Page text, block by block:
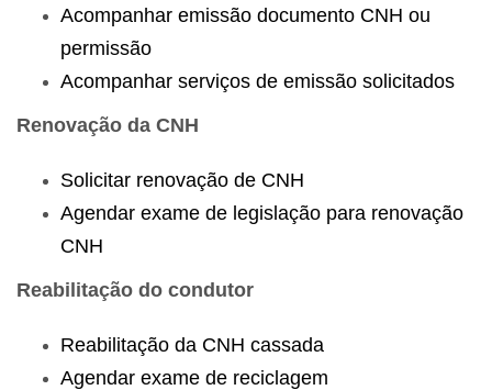
Acompanhar emissão documento CNH ou
permissão
Acompanhar serviços de emissão solicitados
Renovação da CNH
Solicitar renovação de CNH
Agendar exame de legislação para renovação
CNH
Reabilitação do condutor
Reabilitação da CNH cassada
Agendar exame de reciclagem